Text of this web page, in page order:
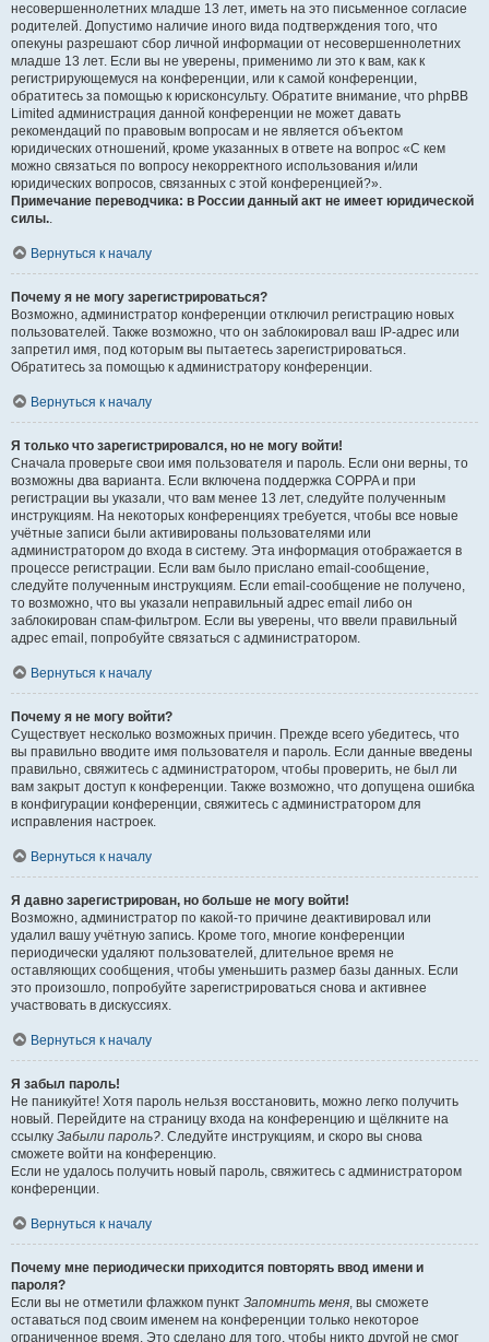
несовершеннолетних младше 13 лет, иметь на это письменное согласие
родителей. Допустимо наличие иного вида подтверждения того, что
опекуны разрешают сбор личной информации от несовершеннолетних
младше 13 лет. Если вы не уверены, применимо ли это к вам, как к
регистрирующемуся на конференции, или к самой конференции,
обратитесь за помощью к юрисконсульту. Обратите внимание, что phpBB
Limited администрация данной конференции не может давать
рекомендаций по правовым вопросам и не является объектом
юридических отношений, кроме указанных в ответе на вопрос «С кем
можно связаться по вопросу некорректного использования и/или
юридических вопросов, связанных с этой конференцией?».
Примечание переводчика: в России данный акт не имеет юридической
силы..
Вернуться к началу
Почему я не могу зарегистрироваться?
Возможно, администратор конференции отключил регистрацию новых
пользователей. Также возможно, что он заблокировал ваш IP-адрес или
запретил имя, под которым вы пытаетесь зарегистрироваться.
Обратитесь за помощью к администратору конференции.
Вернуться к началу
Я только что зарегистрировался, но не могу войти!
Сначала проверьте свои имя пользователя и пароль. Если они верны, то
возможны два варианта. Если включена поддержка COPPA и при
регистрации вы указали, что вам менее 13 лет, следуйте полученным
инструкциям. На некоторых конференциях требуется, чтобы все новые
учётные записи были активированы пользователями или
администратором до входа в систему. Эта информация отображается в
процессе регистрации. Если вам было прислано email-сообщение,
следуйте полученным инструкциям. Если email-сообщение не получено,
то возможно, что вы указали неправильный адрес email либо он
заблокирован спам-фильтром. Если вы уверены, что ввели правильный
адрес email, попробуйте связаться с администратором.
Вернуться к началу
Почему я не могу войти?
Существует несколько возможных причин. Прежде всего убедитесь, что
вы правильно вводите имя пользователя и пароль. Если данные введены
правильно, свяжитесь с администратором, чтобы проверить, не был ли
вам закрыт доступ к конференции. Также возможно, что допущена ошибка
в конфигурации конференции, свяжитесь с администратором для
исправления настроек.
Вернуться к началу
Я давно зарегистрирован, но больше не могу войти!
Возможно, администратор по какой-то причине деактивировал или
удалил вашу учётную запись. Кроме того, многие конференции
периодически удаляют пользователей, длительное время не
оставляющих сообщения, чтобы уменьшить размер базы данных. Если
это произошло, попробуйте зарегистрироваться снова и активнее
участвовать в дискуссиях.
Вернуться к началу
Я забыл пароль!
Не паникуйте! Хотя пароль нельзя восстановить, можно легко получить
новый. Перейдите на страницу входа на конференцию и щёлкните на
ссылку Забыли пароль?. Следуйте инструкциям, и скоро вы снова
сможете войти на конференцию.
Если не удалось получить новый пароль, свяжитесь с администратором
конференции.
Вернуться к началу
Почему мне периодически приходится повторять ввод имени и
пароля?
Если вы не отметили флажком пункт Запомнить меня, вы сможете
оставаться под своим именем на конференции только некоторое
ограниченное время. Это сделано для того, чтобы никто другой не смог